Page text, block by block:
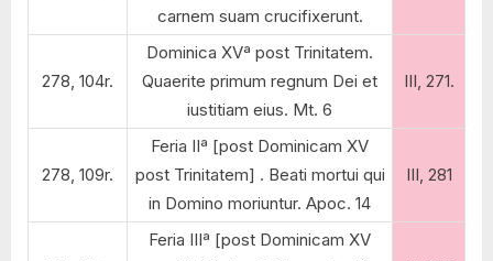
carnem suam crucifixerunt.
278, 104r.
Dominica XVª post Trinitatem.
Quaerite primum regnum Dei et
iustitiam eius. Mt. 6
III, 271.
278, 109r.
Feria IIª [post Dominicam XV
post Trinitatem] . Beati mortui qui
in Domino moriuntur. Apoc. 14
III, 281
Feria IIIª [post Dominicam XV